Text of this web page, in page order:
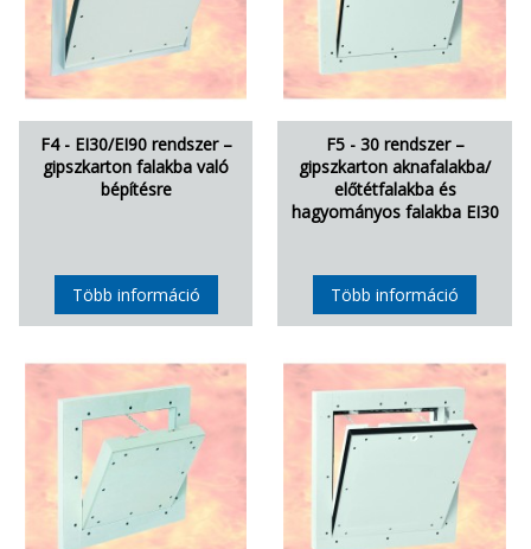
F4 - EI30/EI90 rendszer –
gipszkarton falakba való
bépítésre
Több információ
F5 - 30 rendszer –
gipszkarton aknafalakba/
előtétfalakba és
hagyományos falakba EI30
Több információ